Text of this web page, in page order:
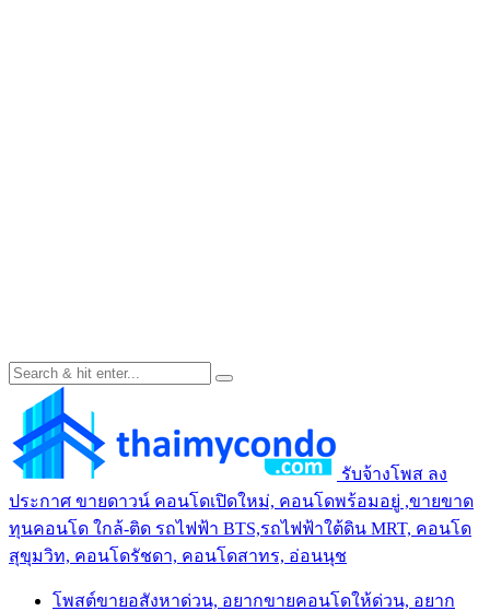
รับจ้างโพส ลง
ประกาศ ขายดาวน์ คอนโดเปิดใหม่, คอนโดพร้อมอยู่ ,ขายขาด
ทุนคอนโด ใกล้-ติด รถไฟฟ้า BTS,รถไฟฟ้าใต้ดิน MRT, คอนโด
สุขุมวิท, คอนโดรัชดา, คอนโดสาทร, อ่อนนุช
โพสต์ขายอสังหาด่วน, อยากขายคอนโดให้ด่วน, อยาก